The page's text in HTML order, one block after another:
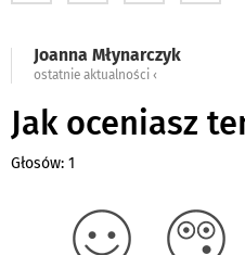
Joanna Młynarczyk
ostatnie aktualności ‹
Jak oceniasz
Głosów: 1